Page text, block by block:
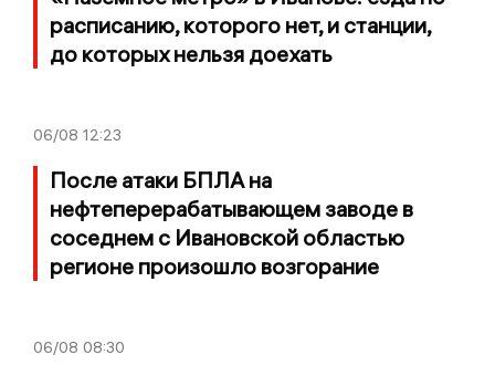
расписанию, которого нет, и станции,
до которых нельзя доехать
06/08 12:23
После атаки БПЛА на
нефтеперерабатывающем заводе в
соседнем с Ивановской областью
регионе произошло возгорание
06/08 08:30